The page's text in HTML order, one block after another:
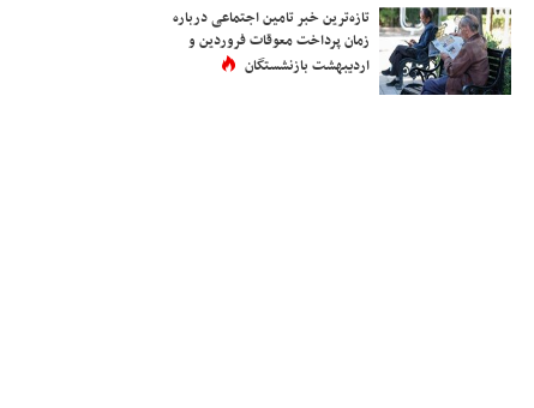
تازه‌ترین خبر تامین اجتماعی درباره
زمان پرداخت معوقات فروردین و
اردیبهشت بازنشستگان